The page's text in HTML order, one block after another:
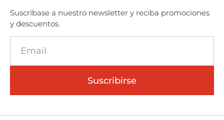
Suscríbase a nuestro newsletter y reciba promociones
y descuentos.
Suscribirse